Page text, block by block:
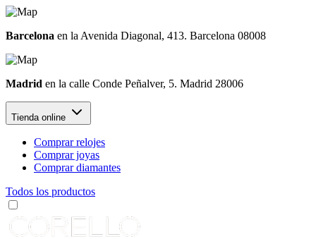
Barcelona en la Avenida Diagonal, 413. Barcelona 08008
Madrid en la calle Conde Peñalver, 5. Madrid 28006
Tienda online
Comprar relojes
Comprar joyas
Comprar diamantes
Todos los productos